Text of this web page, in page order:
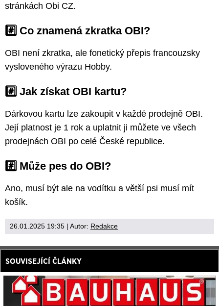
stránkách Obi CZ.
#️⃣ Co znamená zkratka OBI?
OBI není zkratka, ale fonetický přepis francouzsky
vysloveného výrazu Hobby.
#️⃣ Jak získat OBI kartu?
Dárkovou kartu lze zakoupit v každé prodejně OBI.
Její platnost je 1 rok a uplatnit ji můžete ve všech
prodejnách OBI po celé České republice.
#️⃣ Může pes do OBI?
Ano, musí být ale na vodítku a větší psi musí mít
košík.
26.01.2025 19:35 | Autor: Redakce
SOUVISEJÍCÍ ČLÁNKY